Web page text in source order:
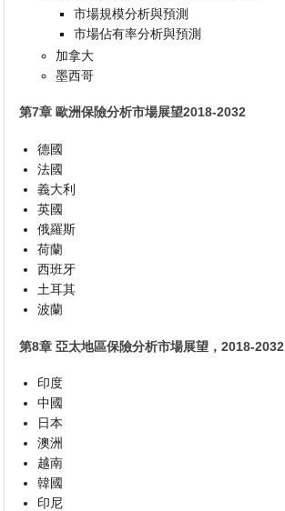
市場規模分析與預測
市場佔有率分析與預測
加拿大
墨西哥
第7章 歐洲保險分析市場展望2018-2032
德國
法國
義大利
英國
俄羅斯
荷蘭
西班牙
土耳其
波蘭
第8章 亞太地區保險分析市場展望，2018-2032
印度
中國
日本
澳洲
越南
韓國
印尼